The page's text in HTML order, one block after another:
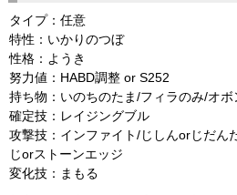
タイプ：任意
特性：いかりのつぼ
性格：ようき
努力値：HABD調整 or S252
持ち物：いのちのたま/フィラのみ/オ
確定技：レイジングブル
攻撃技：インファイト/じしんorじだん
じorストーンエッジ
変化技：まもる